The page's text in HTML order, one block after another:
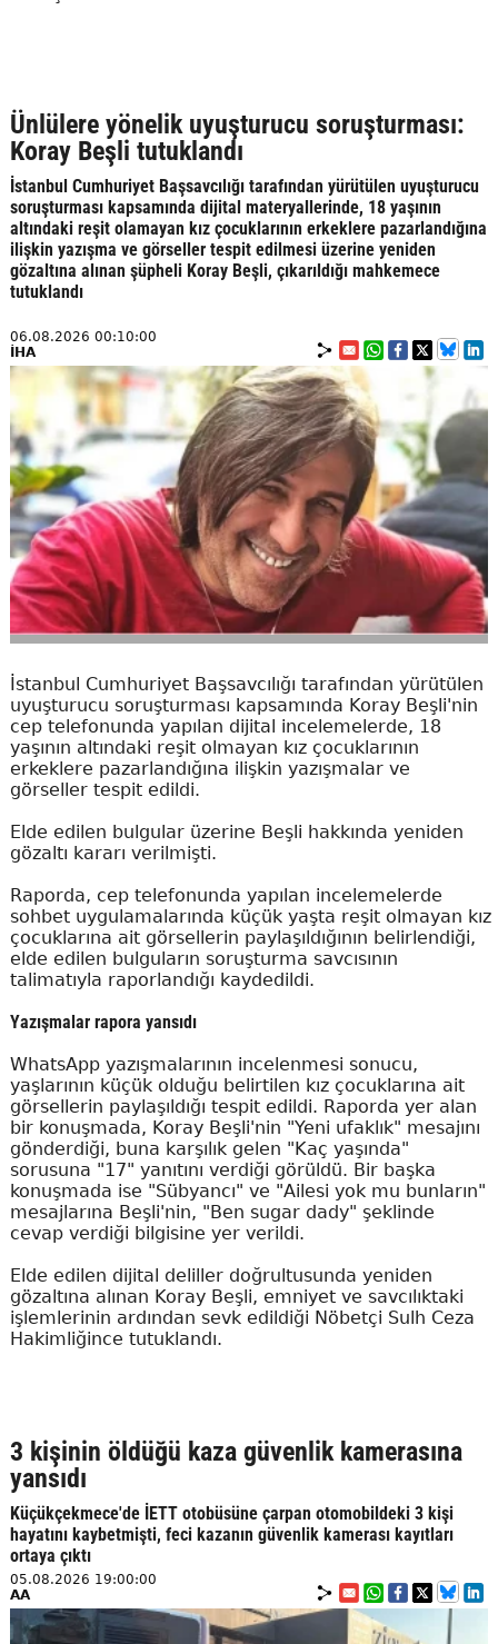
Ünlülere yönelik uyuşturucu soruşturması:
Koray Beşli tutuklandı
İstanbul Cumhuriyet Başsavcılığı tarafından yürütülen uyuşturucu
soruşturması kapsamında dijital materyallerinde, 18 yaşının
altındaki reşit olamayan kız çocuklarının erkeklere pazarlandığına
ilişkin yazışma ve görseller tespit edilmesi üzerine yeniden
gözaltına alınan şüpheli Koray Beşli, çıkarıldığı mahkemece
tutuklandı
06.08.2026 00:10:00
İHA
İstanbul Cumhuriyet Başsavcılığı tarafından yürütülen
uyuşturucu soruşturması kapsamında Koray Beşli'nin
cep telefonunda yapılan dijital incelemelerde, 18
yaşının altındaki reşit olmayan kız çocuklarının
erkeklere pazarlandığına ilişkin yazışmalar ve
görseller tespit edildi.
Elde edilen bulgular üzerine Beşli hakkında yeniden
gözaltı kararı verilmişti.
Raporda, cep telefonunda yapılan incelemelerde
sohbet uygulamalarında küçük yaşta reşit olmayan kız
çocuklarına ait görsellerin paylaşıldığının belirlendiği,
elde edilen bulguların soruşturma savcısının
talimatıyla raporlandığı kaydedildi.
Yazışmalar rapora yansıdı
WhatsApp yazışmalarının incelenmesi sonucu,
yaşlarının küçük olduğu belirtilen kız çocuklarına ait
görsellerin paylaşıldığı tespit edildi. Raporda yer alan
bir konuşmada, Koray Beşli'nin "Yeni ufaklık" mesajını
gönderdiği, buna karşılık gelen "Kaç yaşında"
sorusuna "17" yanıtını verdiği görüldü. Bir başka
konuşmada ise "Sübyancı" ve "Ailesi yok mu bunların"
mesajlarına Beşli'nin, "Ben sugar dady" şeklinde
cevap verdiği bilgisine yer verildi.
Elde edilen dijital deliller doğrultusunda yeniden
gözaltına alınan Koray Beşli, emniyet ve savcılıktaki
işlemlerinin ardından sevk edildiği Nöbetçi Sulh Ceza
Hakimliğince tutuklandı.
3 kişinin öldüğü kaza güvenlik kamerasına
yansıdı
Küçükçekmece'de İETT otobüsüne çarpan otomobildeki 3 kişi
hayatını kaybetmişti, feci kazanın güvenlik kamerası kayıtları
ortaya çıktı
05.08.2026 19:00:00
AA